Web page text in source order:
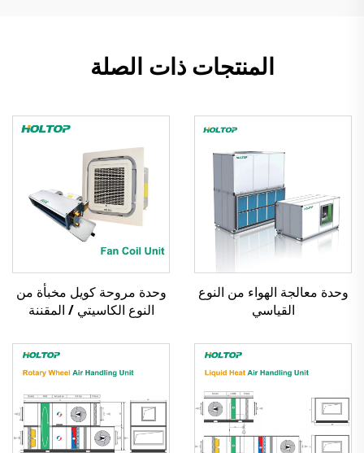
المنتجات ذات الصلة
وحدة معالجة الهواء من النوع
القياسي
وحدة مروحة كويل مخبأة من
النوع الكاسيتي / المقننة